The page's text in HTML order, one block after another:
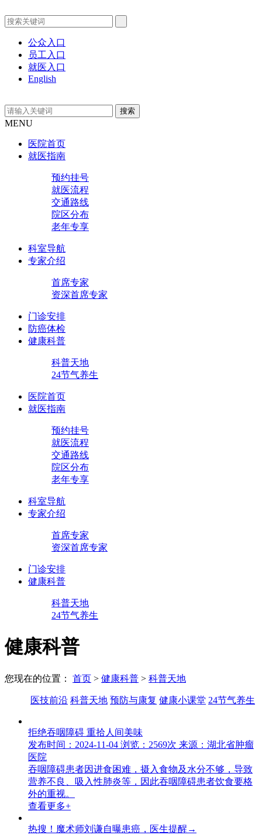
公众入口
员工入口
就医入口
English
MENU
医院首页
就医指南
预约挂号
就医流程
交通路线
院区分布
老年专享
科室导航
专家介绍
首席专家
资深首席专家
门诊安排
防癌体检
健康科普
科普天地
24节气养生
医院首页
就医指南
预约挂号
就医流程
交通路线
院区分布
老年专享
科室导航
专家介绍
首席专家
资深首席专家
门诊安排
健康科普
科普天地
24节气养生
健康科普
您现在的位置： 首页 > 健康科普 > 科普天地
医技前沿 科普天地 预防与康复 健康小课堂 24节气养生
拒绝吞咽障碍 重拾人间美味
发布时间：2024-11-04 浏览：2569次 来源：湖北省肿瘤
医院
吞咽障碍患者因进食困难，摄入食物及水分不够，导致
营养不良、吸入性肺炎等，因此吞咽障碍患者饮食要格
外的重视。
查看更多+
热搜！魔术师刘谦自曝患癌，医生提醒→